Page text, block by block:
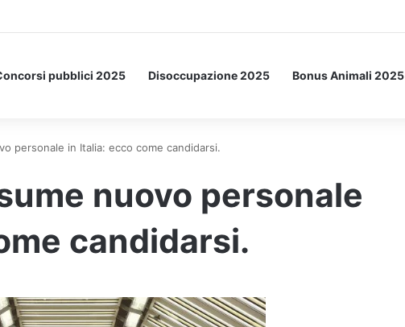
a Letto: ecco l’esperimento spaziale.
pubblici 2025 Disoccupazione 2025 Bonus Animali 2025
personale in Italia: ecco come candidarsi.
nuovo personale
candidarsi.